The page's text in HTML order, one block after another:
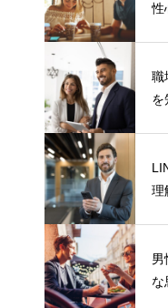
性
職
を
理
男
な